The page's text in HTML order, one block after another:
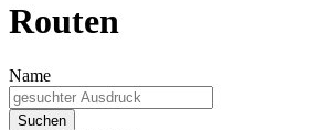
Routen
Name
Suchen